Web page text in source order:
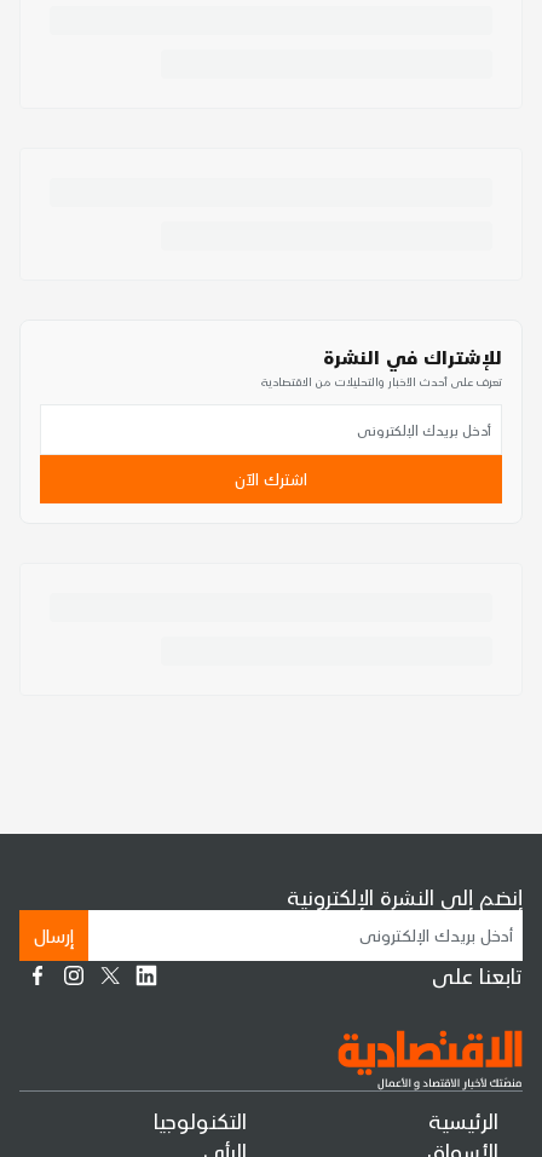
للإشتراك في النشرة
تعرف على أحدث الأخبار والتحليلات من الاقتصادية
اشترك الآن
الرئيسية
الأسواق
التكنولوجيا
الرأي
إنضم إلى النشرة الإلكترونية
إرسال
تابعنا على